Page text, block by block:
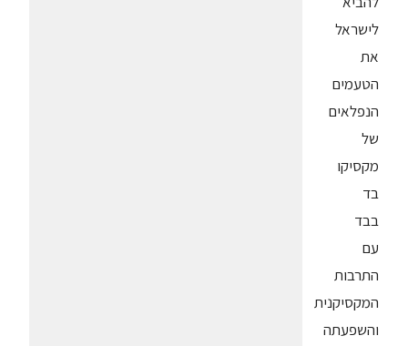
לישראל
את
הטעמים
הנפלאים
של
מקסיקו
בד
בבד
עם
התרבות
המקסיקנית
והשפעתה